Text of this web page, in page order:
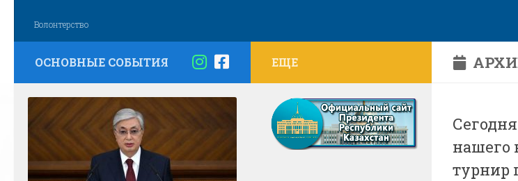
Волонтерство
нашего
турнир
ОСНОВНЫЕ СОБЫТИЯ ЕЩЕ